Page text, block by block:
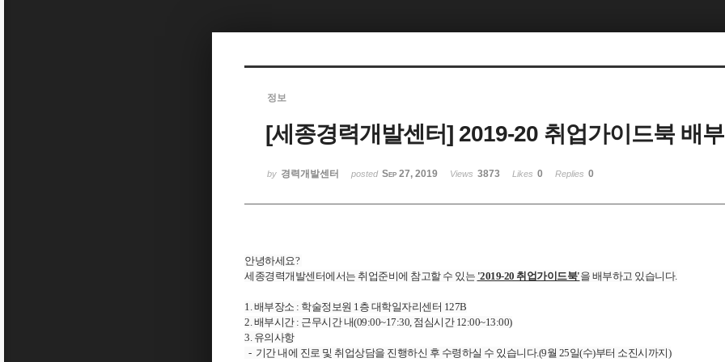
정보
[세종경력개발센터] 2019-20 취업가이드북 배
by 경력개발센터 posted Sep 27, 2019 Views 3873 Likes 0 Replies 0
안녕하세요?
세종경력개발센터에서는 취업준비에 참고할 수 있는 '2019-20 취업가이드북'을 배부하고 있습니다.
1. 배부장소 : 학술정보원 1층 대학일자리센터 127B
2. 배부시간 : 근무시간 내(09:00~17:30, 점심시간 12:00~13:00)
3. 유의사항
- 기간 내에 진로 및 취업상담을 진행하신 후 수령하실 수 있습니다.(9월 25일(수)부터 소진시까지)
Sketchbook5, 스케치북5
Sketchbook5, 스케치북5